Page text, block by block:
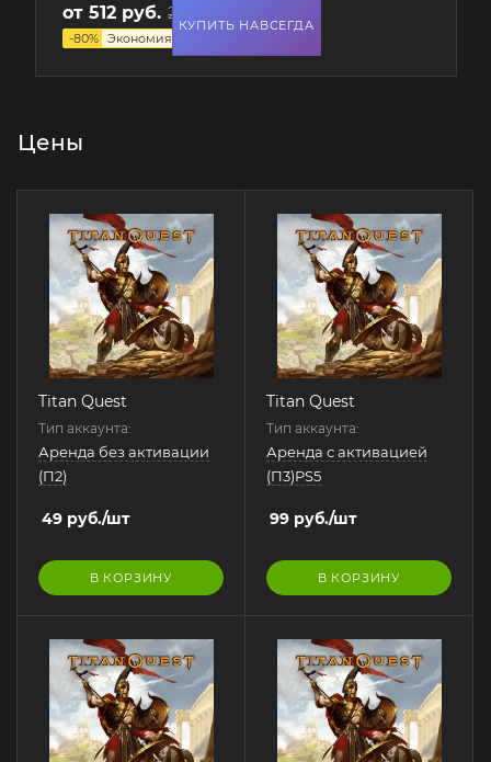
от 512 руб. 2 564 руб.
-80% Экономия
КУПИТЬ НАВСЕГДА
Цены
Titan Quest
Тип аккаунта:
Аренда без активации
(П2)
49 руб./шт
В КОРЗИНУ
Titan Quest
Тип аккаунта:
Аренда с активацией
(П3)PS5
99 руб./шт
В КОРЗИНУ